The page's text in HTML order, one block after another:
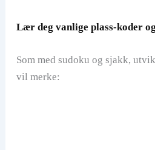
Lær deg vanlige plass-koder
Som med sudoku og sjakk,
vil merke: